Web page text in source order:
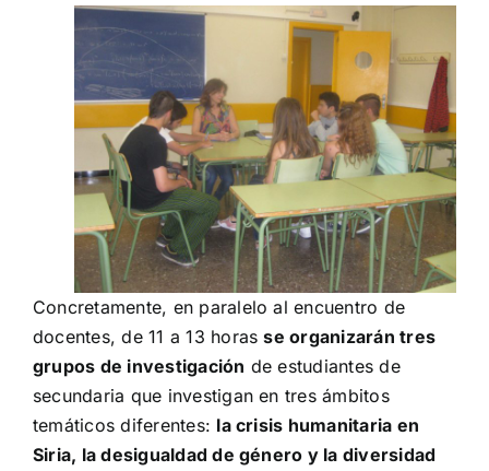
Concretamente, en paralelo al encuentro de
docentes, de 11 a 13 horasse organizarán tres
grupos de investigación de estudiantes de
secundaria que investigan en tres ámbitos
temáticos diferentes: la crisis humanitaria en
Siria, la desigualdad de género y la diversidad